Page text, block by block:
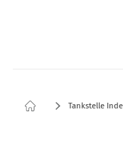
Tankstelle